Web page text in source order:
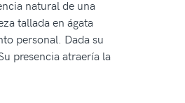
natural de una
tallada en ágata
personal. Dada su
presencia atraería la